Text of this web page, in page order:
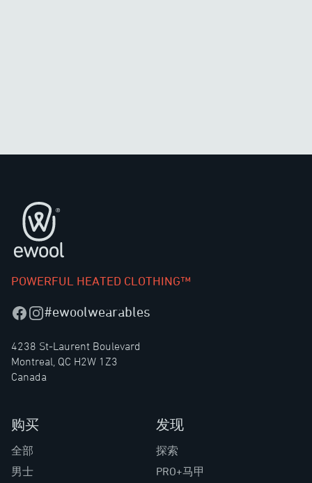
页脚
POWERFUL HEATED CLOTHING™
Facebook
Instagram
#ewoolwearables
4238 St-Laurent Boulevard
Montreal, QC H2W 1Z3
Canada
购买
全部
男士
发现
探索
PRO+马甲